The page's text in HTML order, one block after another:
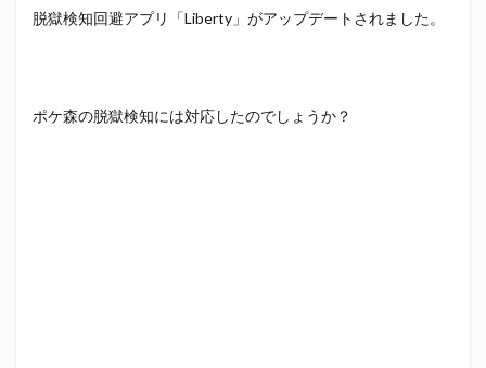
脱獄検知回避アプリ「Liberty」がアップデートされました。
ポケ森の脱獄検知には対応したのでしょうか？